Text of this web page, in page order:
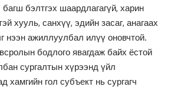
бэлтгэх шаардлагагүй, харин
хууль, санхүү, эдийн засаг, анагаах
нээн ажиллуулбал илүү оновчтой.
бодлого явагдаж байх ёстой
сургалтын хүрээнд үйл
хамгийн гол субъект нь сургагч